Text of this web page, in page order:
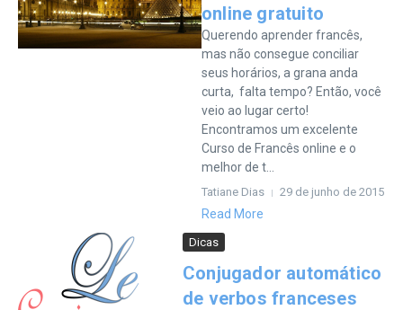
online gratuito
Querendo aprender francês,
mas não consegue conciliar
seus horários, a grana anda
curta, falta tempo? Então, você
veio ao lugar certo!
Encontramos um excelente
Curso de Francês online e o
melhor de t...
Tatiane Dias 29 de junho de 2015
Read More
Dicas
Conjugador automático
de verbos franceses